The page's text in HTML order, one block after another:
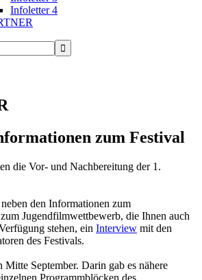
Infoletter 4
zum Festival
die Vor- und Nachbereitung der 1.
den Informationen zum
Jugendfilmwettbewerb, die Ihnen auch
stehen, ein Interview mit den
des Festivals.
September. Darin gab es nähere
Programmblöcken des